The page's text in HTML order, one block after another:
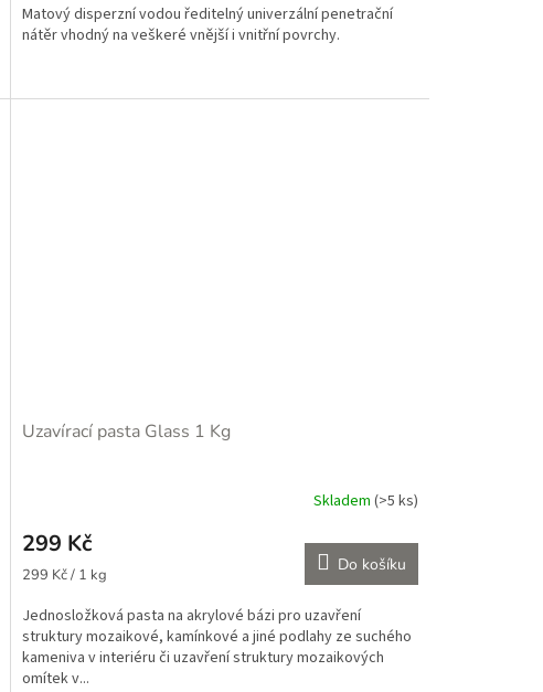
Matový disperzní vodou ředitelný univerzální penetrační
nátěr vhodný na veškeré vnější i vnitřní povrchy.
Uzavírací pasta Glass 1 Kg
produktu
je
z
5
hvězdiček.
Skladem (>5 ks)
299 Kč
Měrná
299 Kč / 1 kg Do košíku
Jednosložková pasta na akrylové bázi pro uzavření
struktury mozaikové, kamínkové a jiné podlahy ze suchého
kameniva v interiéru či uzavření struktury mozaikových
omítek v...